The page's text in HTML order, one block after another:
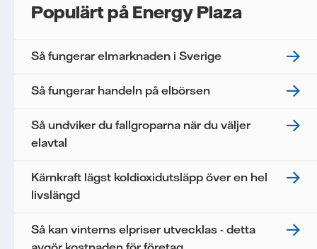
Populärt på Energy Plaza
Så fungerar elmarknaden i Sverige
Så fungerar handeln på elbörsen
Så undviker du fallgroparna när du väljer
elavtal
Kärnkraft lägst koldioxidutsläpp över en hel
livslängd
Så kan vinterns elpriser utvecklas - detta